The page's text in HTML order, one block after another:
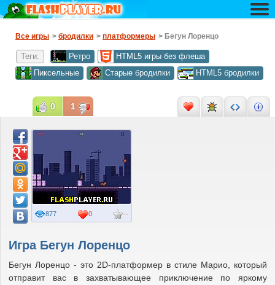
Все игры > бродилки > платформеры > Бегун Лоренцо
Теги: Ретро
HTML5 игры без флеша
Пиксельные
Старые бродилки HTML5 бродилки
Игра Бегун Лоренцо
Бегун Лоренцо - это 2D-платформер в стиле Марио, который
отправит вас в захватывающее приключение по яркому
--
877 0
0 1